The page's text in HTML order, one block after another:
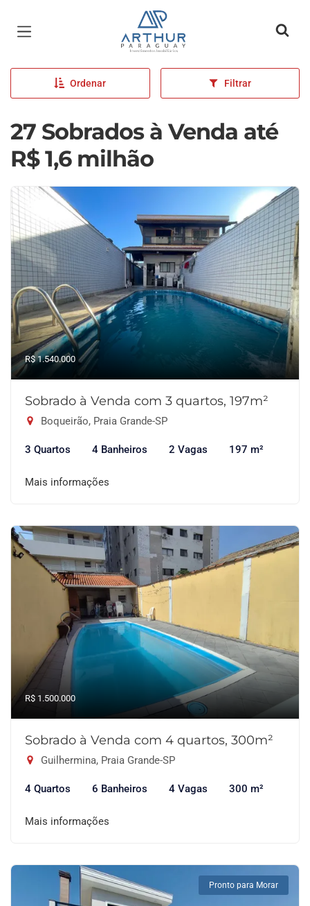
Página inicial
Ordenar Filtrar
27 Sobrados à Venda até
R$ 1,6 milhão
R$ 1.540.000
Sobrado à Venda com 3 quartos, 197m²
Boqueirão, Praia Grande-SP
3 Quartos 4 Banheiros 2 Vagas 197 m²
Mais informações
R$ 1.500.000
Sobrado à Venda com 4 quartos, 300m²
Guilhermina, Praia Grande-SP
4 Quartos 6 Banheiros 4 Vagas 300 m²
Mais informações
Pronto para Morar